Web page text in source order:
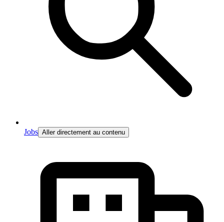
Jobs Aller directement au contenu